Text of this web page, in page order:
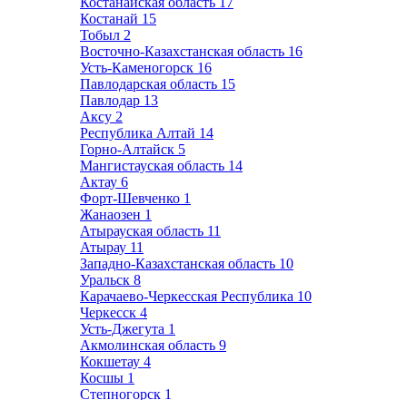
Костанай 15
Тобыл 2
Восточно-Казахстанская область 16
Усть-Каменогорск 16
Павлодарская область 15
Павлодар 13
Аксу 2
Республика Алтай 14
Горно-Алтайск 5
Мангистауская область 14
Актау 6
Форт-Шевченко 1
Жанаозен 1
Атырауская область 11
Атырау 11
Западно-Казахстанская область 10
Уральск 8
Карачаево-Черкесская Республика 10
Черкесск 4
Усть-Джегута 1
Акмолинская область 9
Кокшетау 4
Косшы 1
Степногорск 1